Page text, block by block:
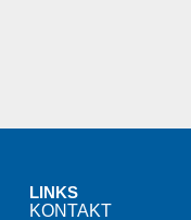
LINKS
KONTAKT